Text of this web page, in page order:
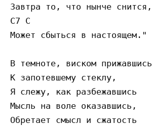
Завтра то, что нынче снится,
C7 C
Может сбыться в настоящем."
В темноте, виском прижавшись
К запотевшему стеклу,
Я слежу, как разбежавшись
Мысль на воле оказавшись,
Обретает смысл и сжатость